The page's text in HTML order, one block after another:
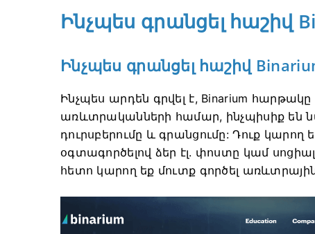
Ինչպես գրանցել հաշիվ
Ինչպես գրանցել հաշիվ
Ինչպես արդեն գրվել է, Binarium
առևտրականների համար, ինչպիսիք են
դուրսբերումը և գրանցումը: Դուք կարող
օգտագործելով ձեր էլ. փոստը կամ
հետո կարող եք մուտք գործել